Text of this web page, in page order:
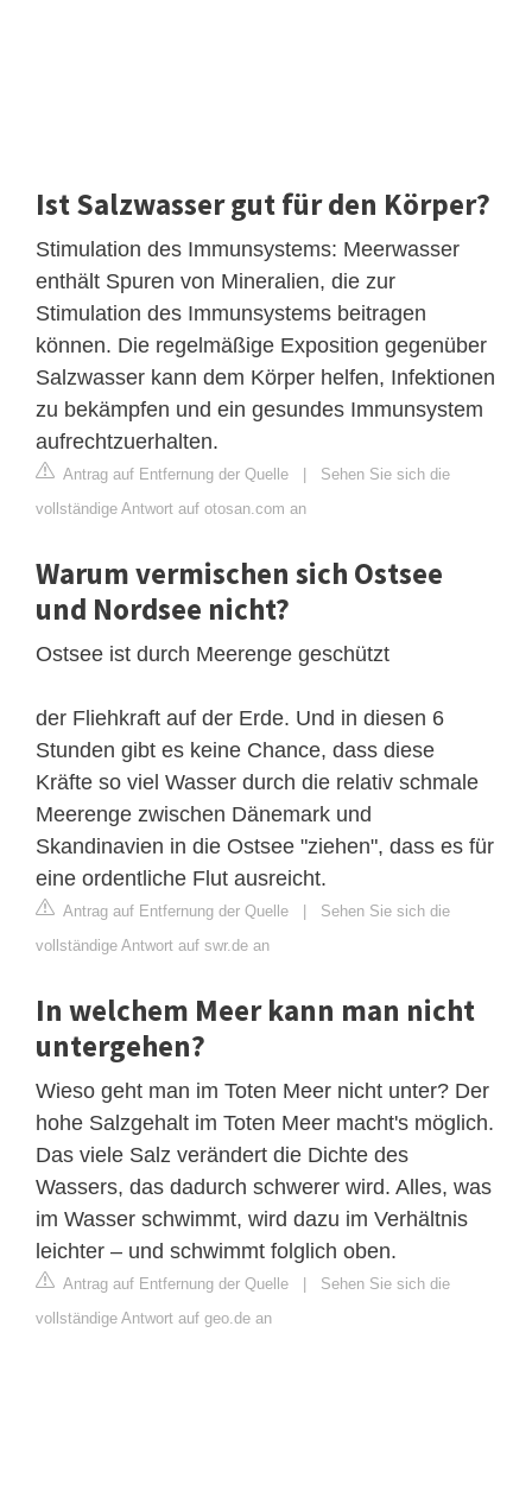
Ist Salzwasser gut für den Körper?
Stimulation des Immunsystems: Meerwasser
enthält Spuren von Mineralien, die zur
Stimulation des Immunsystems beitragen
können. Die regelmäßige Exposition gegenüber
Salzwasser kann dem Körper helfen, Infektionen
zu bekämpfen und ein gesundes Immunsystem
aufrechtzuerhalten.
Antrag auf Entfernung der Quelle | Sehen Sie sich die
vollständige Antwort auf otosan.com an
Warum vermischen sich Ostsee
und Nordsee nicht?
Ostsee ist durch Meerenge geschützt
der Fliehkraft auf der Erde. Und in diesen 6
Stunden gibt es keine Chance, dass diese
Kräfte so viel Wasser durch die relativ schmale
Meerenge zwischen Dänemark und
Skandinavien in die Ostsee "ziehen", dass es für
eine ordentliche Flut ausreicht.
Antrag auf Entfernung der Quelle | Sehen Sie sich die
vollständige Antwort auf swr.de an
In welchem Meer kann man nicht
untergehen?
Wieso geht man im Toten Meer nicht unter? Der
hohe Salzgehalt im Toten Meer macht's möglich.
Das viele Salz verändert die Dichte des
Wassers, das dadurch schwerer wird. Alles, was
im Wasser schwimmt, wird dazu im Verhältnis
leichter – und schwimmt folglich oben.
Antrag auf Entfernung der Quelle | Sehen Sie sich die
vollständige Antwort auf geo.de an